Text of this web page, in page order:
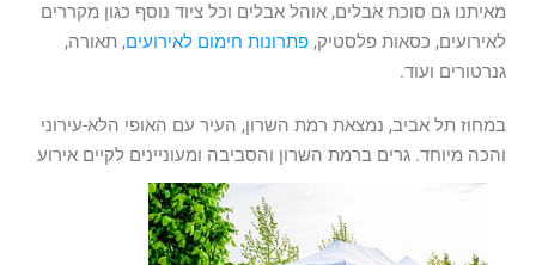
מאיתנו גם סוכת אבלים, אוהל אבלים וכל ציוד נוסף כגון מקררים
לאירועים, כסאות פלסטיק, פתרונות חימום לאירועים, תאורה,
גנרטורים ועוד.
במחוז תל אביב, נמצאת רמת השרון, העיר עם האופי הלא-עירוני
והכה מיוחד. גרים ברמת השרון והסביבה ומעוניינים לקיים אירוע